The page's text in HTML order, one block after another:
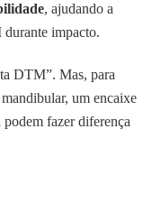
, ajudando a
durante impacto.
DTM”. Mas, para
um encaixe
podem fazer diferença